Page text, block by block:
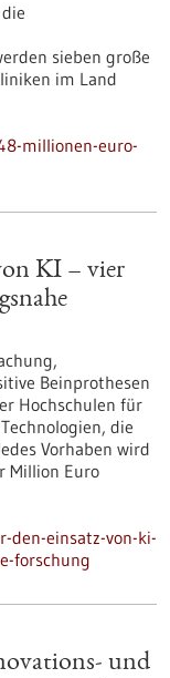
sieben große
im Land
millionen-euro-
KI – vier
Beinprothesen
Hochschulen für
die
Vorhaben wird
Million Euro
einsatz-von-ki-
forschung
und